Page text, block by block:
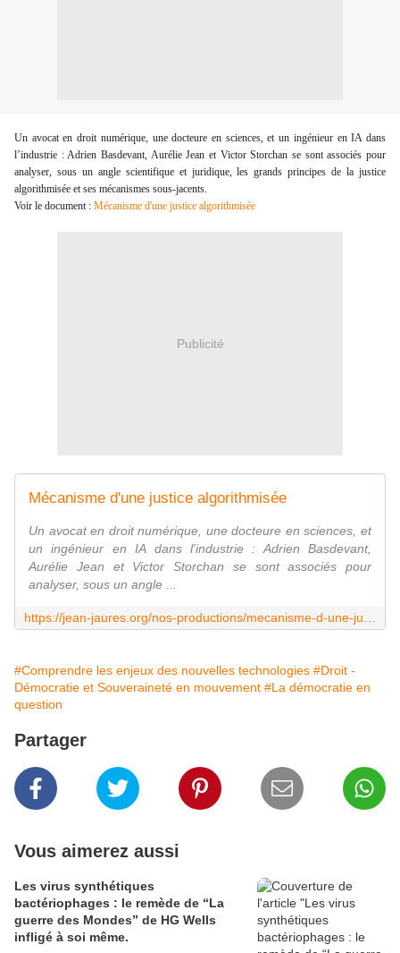
Un avocat en droit numérique, une docteure en sciences, et un ingénieur en IA dans
l’industrie : Adrien Basdevant, Aurélie Jean et Victor Storchan se sont associés pour
analyser, sous un angle scientifique et juridique, les grands principes de la justice
algorithmisée et ses mécanismes sous-jacents.
Voir le document : Mécanisme d'une justice algorithmisée
Publicité
Mécanisme d'une justice algorithmisée
Un avocat en droit numérique, une docteure en sciences, et
un ingénieur en IA dans l'industrie : Adrien Basdevant,
Aurélie Jean et Victor Storchan se sont associés pour
analyser, sous un angle ...
#Comprendre les enjeux des nouvelles technologies #Droit -
Démocratie et Souveraineté en mouvement #La démocratie en
question
Partager
Vous aimerez aussi
Les virus synthétiques
bactériophages : le remède de “La
guerre des Mondes” de HG Wells
infligé à soi même.